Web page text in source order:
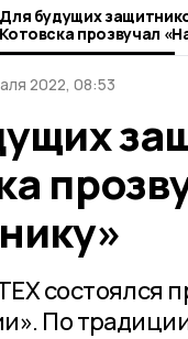
Для будущих
Котовска прозвучал
2022, 08:53
состоялся
По